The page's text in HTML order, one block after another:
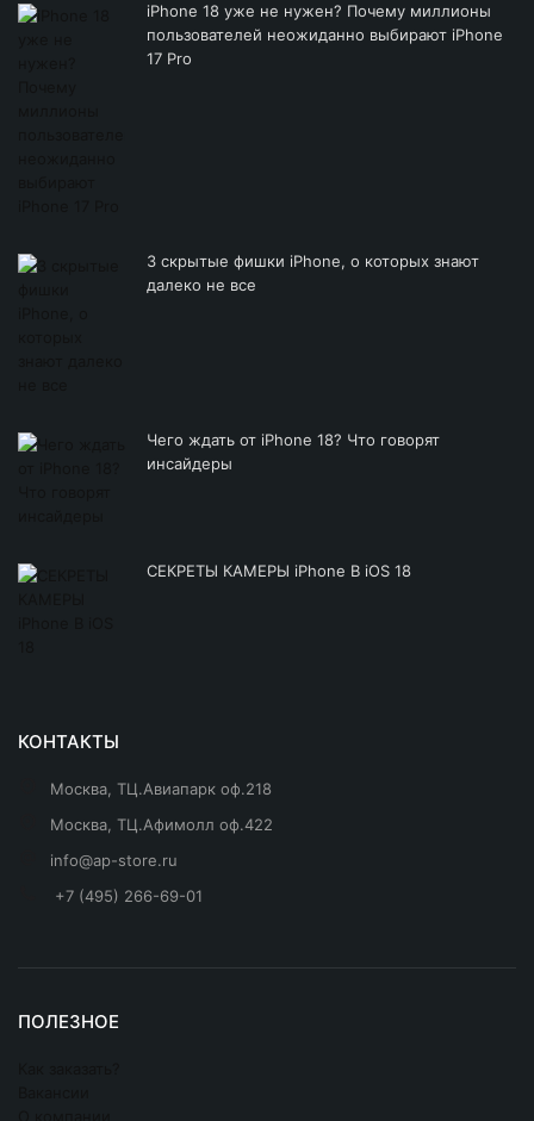
iPhone 18 уже не нужен? Почему миллионы
пользователей неожиданно выбирают iPhone
17 Pro
3 скрытые фишки iPhone, о которых знают
далеко не все
Чего ждать от iPhone 18? Что говорят
инсайдеры
СЕКРЕТЫ КАМЕРЫ iPhone В iOS 18
КОНТАКТЫ
Москва, ТЦ.Авиапарк оф.218
Москва, ТЦ.Афимолл оф.422
info@ap-store.ru
+7 (495) 266-69-01
ПОЛЕЗНОЕ